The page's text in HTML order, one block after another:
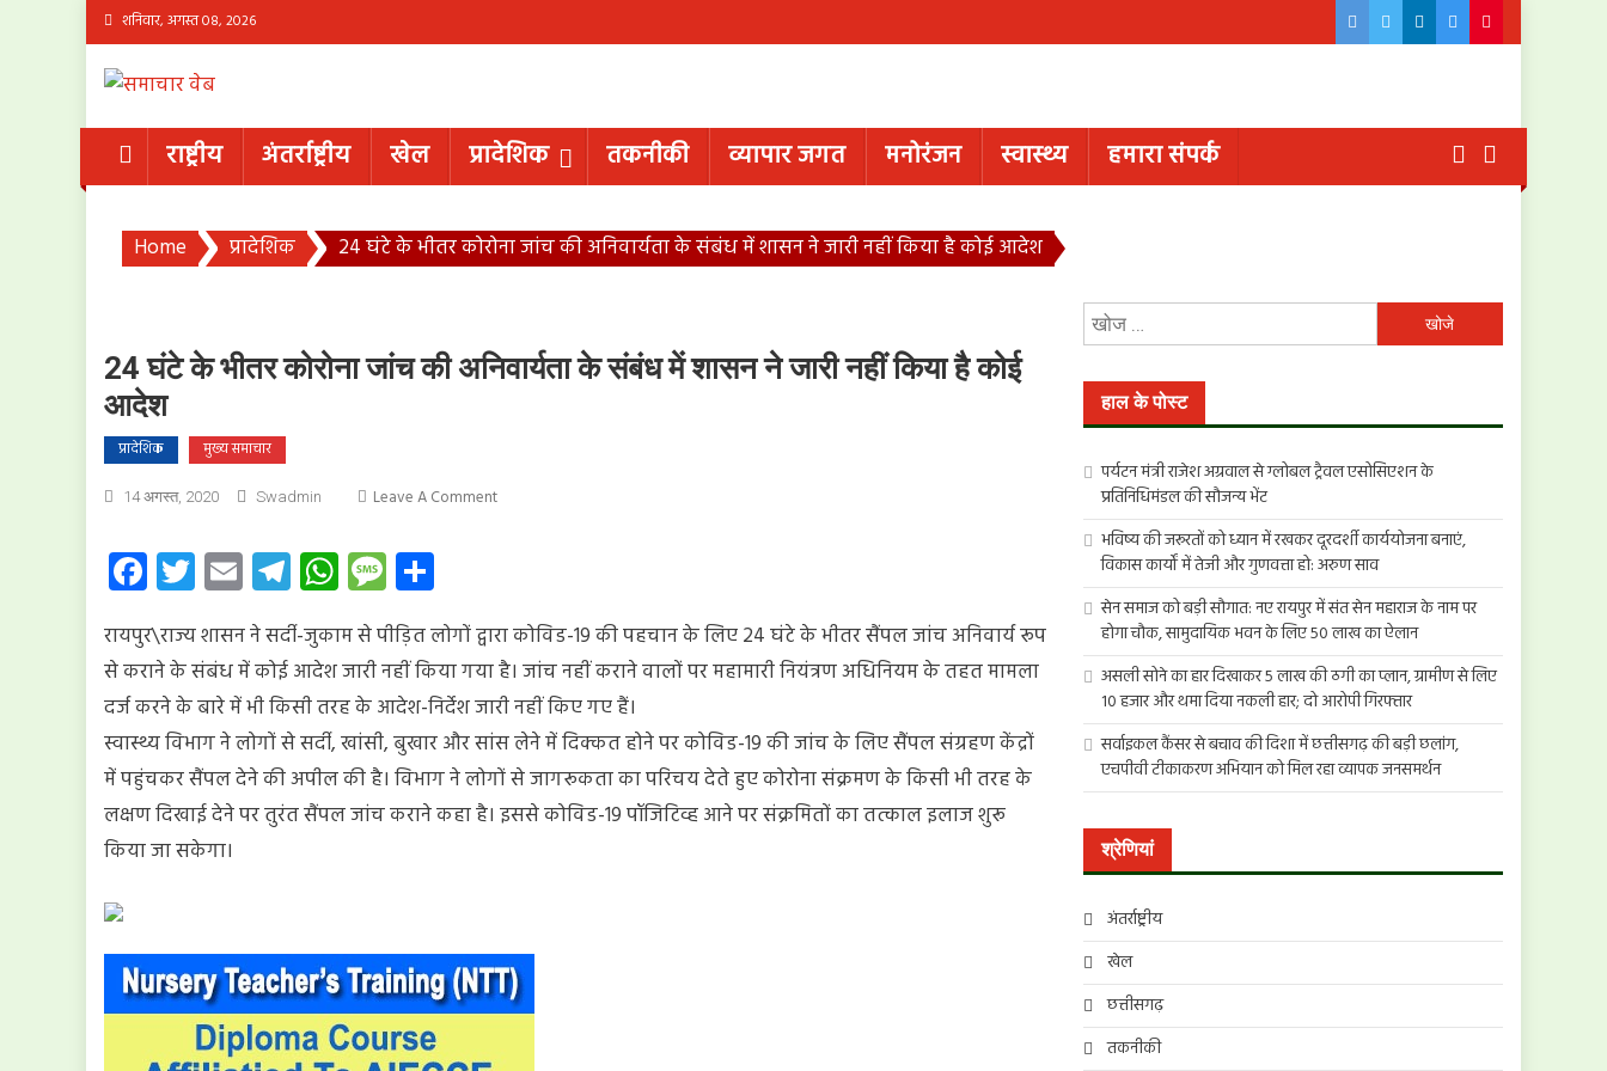
शनिवार, अगस्त 08, 2026
राष्ट्रीय अंतर्राष्ट्रीय खेल प्रादेशिक तकनीकी व्यापार जगत मनोरंजन स्वास्थ्य हमारा संपर्क
Home प्रादेशिक 24 घंटे के भीतर कोरोना जांच की अनिवार्यता के संबंध में शासन ने जारी नहीं किया है कोई आदेश
24 घंटे के भीतर कोरोना जांच की अनिवार्यता के संबंध में शासन ने जारी नहीं किया है कोई
आदेश
प्रादेशिक मुख्य समाचार
14 अगस्त, 2020 Swadmin Leave A CommentOn
कोरोना
जांच
अनिवार्यता
के
संबंध
शासन
है
कोई
आदेश
Facebook
Twitter
EmailTelegram
WhatsApp
Message
रायपुर\राज्य शासन ने सर्दी-जुकाम से पीड़ित लोगों द्वारा कोविड-19 की पहचान के लिए 24 घंटे के भीतर सैंपल जांच अनिवार्य रूप
से कराने के संबंध में कोई आदेश जारी नहीं किया गया है। जांच नहीं कराने वालों पर महामारी नियंत्रण अधिनियम के तहत मामला
दर्ज करने के बारे में भी किसी तरह के आदेश-निर्देश जारी नहीं किए गए हैं।
स्वास्थ्य विभाग ने लोगों से सर्दी, खांसी, बुखार और सांस लेने में दिक्कत होने पर कोविड-19 की जांच के लिए सैंपल संग्रहण केंद्रों
में पहुंचकर सैंपल देने की अपील की है। विभाग ने लोगों से जागरूकता का परिचय देते हुए कोरोना संक्रमण के किसी भी तरह के
लक्षण दिखाई देने पर तुरंत सैंपल जांच कराने कहा है। इससे कोविड-19 पॉजिटिव्ह आने पर संक्रमितों का तत्काल इलाज शुरू
किया जा सकेगा।
को
हाल के पोस्ट
पर्यटन मंत्री राजेश अग्रवाल से ग्लोबल ट्रैवल एसोसिएशन के
प्रतिनिधिमंडल की सौजन्य भेंट
भविष्य की जरूरतों को ध्यान में रखकर दूरदर्शी कार्ययोजना बनाएं,
विकास कार्यों में तेजी और गुणवत्ता हो: अरुण साव
सेन समाज को बड़ी सौगात: नए रायपुर में संत सेन महाराज के नाम पर
होगा चौक, सामुदायिक भवन के लिए 50 लाख का ऐलान
असली सोने का हार दिखाकर 5 लाख की ठगी का प्लान, ग्रामीण से लिए
10 हजार और थमा दिया नकली हार; दो आरोपी गिरफ्तार
सर्वाइकल कैंसर से बचाव की दिशा में छत्तीसगढ़ की बड़ी छलांग,
एचपीवी टीकाकरण अभियान को मिल रहा व्यापक जनसमर्थन
श्रेणियां
अंतर्राष्ट्रीय
खेल
छत्तीसगढ़
तकनीकी